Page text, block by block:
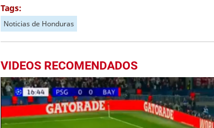
Tags:
Noticias de Honduras
VIDEOS RECOMENDADOS